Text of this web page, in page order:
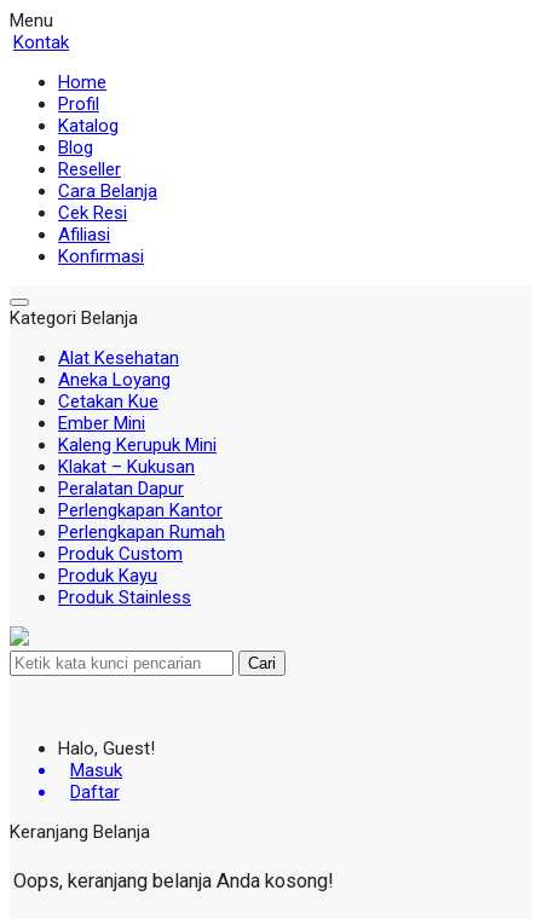
Menu
Kontak
Home
Profil
Katalog
Blog
Reseller
Cara Belanja
Cek Resi
Afiliasi
Konfirmasi
Kategori Belanja
Alat Kesehatan
Aneka Loyang
Cetakan Kue
Ember Mini
Kaleng Kerupuk Mini
Klakat – Kukusan
Peralatan Dapur
Perlengkapan Kantor
Perlengkapan Rumah
Produk Custom
Produk Kayu
Produk Stainless
Cari
Halo, Guest!
Masuk
Daftar
Keranjang Belanja
Oops, keranjang belanja Anda kosong!